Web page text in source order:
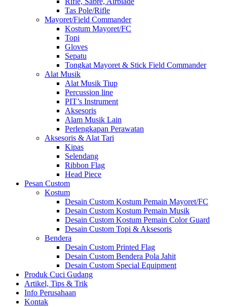
Tas Pole/Rifle
Mayoret/Field Commander
Kostum Mayoret/FC
Topi
Gloves
Sepatu
Tongkat Mayoret & Stick Field Commander
Alat Musik
Alat Musik Tiup
Percussion line
PIT’s Instrument
Aksesoris
Alam Musik Lain
Perlengkapan Perawatan
Aksesoris & Alat Tari
Kipas
Selendang
Ribbon Flag
Head Piece
Pesan Custom
Kostum
Desain Custom Kostum Pemain Mayoret/FC
Desain Custom Kostum Pemain Musik
Desain Custom Kostum Pemain Color Guard
Desain Custom Topi & Aksesoris
Bendera
Desain Custom Printed Flag
Desain Custom Bendera Pola Jahit
Desain Custom Special Equipment
Produk Cuci Gudang
Artikel, Tips & Trik
Info Perusahaan
Kontak